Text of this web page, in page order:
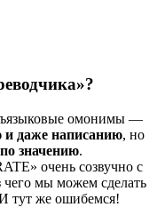
омонимы —
и даже написанию, но
значению.
очень созвучно с
мы можем сделать
И тут же ошибемся!